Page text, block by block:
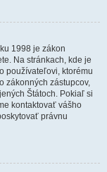
1998 je zákon
Na stránkach, kde je
používateľovi, ktorému
zákonných zástupcov,
Štátoch. Pokiaľ si
kontaktovať vášho
právnu